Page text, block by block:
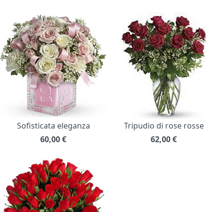
Sofisticata eleganza
60,00€
Tripudio di rose rosse
62,00€